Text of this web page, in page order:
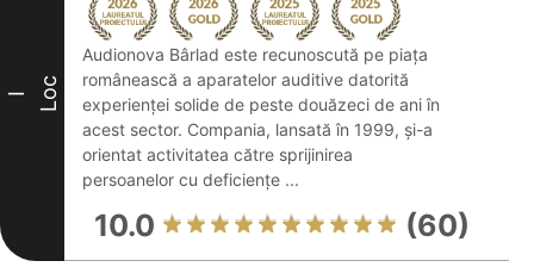
I Loc
Audionova Bârlad este recunoscută pe piața
românească a aparatelor auditive datorită
experienței solide de peste douăzeci de ani în
acest sector. Compania, lansată în 1999, și-a
orientat activitatea către sprijinirea
persoanelor cu deficiențe ...
10.0 (60)